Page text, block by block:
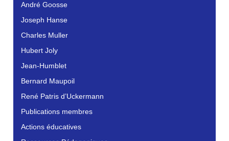
André Goosse
Joseph Hanse
Charles Muller
Hubert Joly
Jean-Humblet
Bernard Maupoil
René Patris d’Uckermann
Publications membres
Actions éducatives